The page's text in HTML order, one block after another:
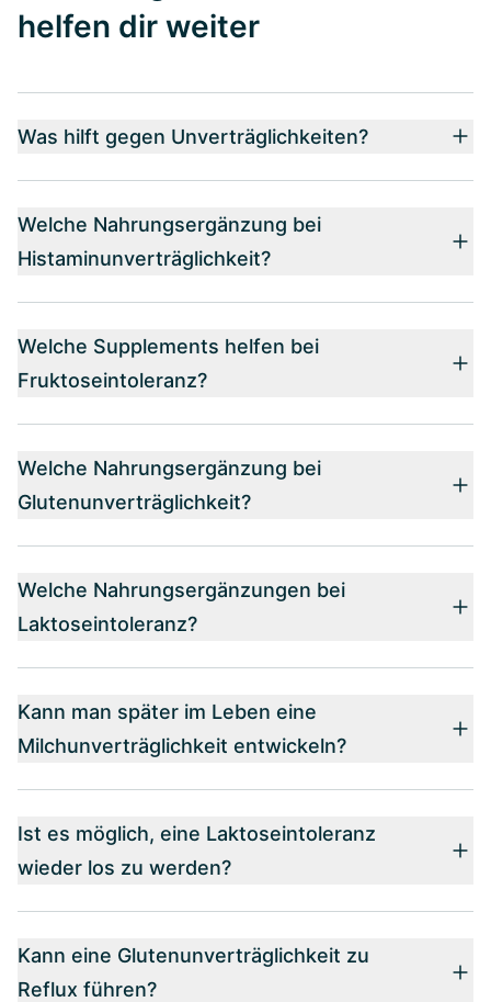
helfen dir weiter
Was hilft gegen Unverträglichkeiten?
Welche Nahrungsergänzung bei
Histaminunverträglichkeit?
Welche Supplements helfen bei
Fruktoseintoleranz?
Welche Nahrungsergänzung bei
Glutenunverträglichkeit?
Welche Nahrungsergänzungen bei
Laktoseintoleranz?
Kann man später im Leben eine
Milchunverträglichkeit entwickeln?
Ist es möglich, eine Laktoseintoleranz
wieder los zu werden?
Kann eine Glutenunverträglichkeit zu
Reflux führen?